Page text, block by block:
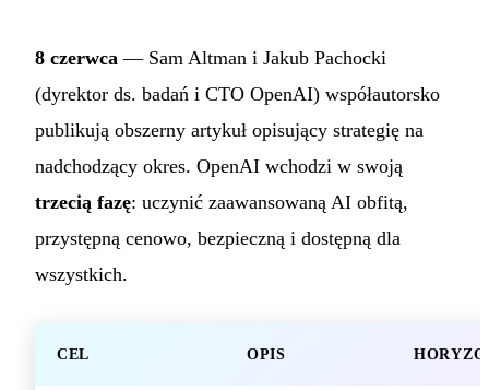
8 czerwca — Sam Altman i Jakub Pachocki
(dyrektor ds. badań i CTO OpenAI) współautorsko
publikują obszerny artykuł opisujący strategię na
nadchodzący okres. OpenAI wchodzi w swoją
trzecią fazę: uczynić zaawansowaną AI obfitą,
przystępną cenowo, bezpieczną i dostępną dla
wszystkich.
CEL OPIS